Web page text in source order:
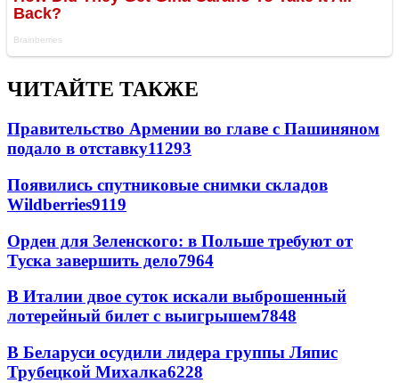
ЧИТАЙТЕ ТАКЖЕ
Правительство Армении во главе с Пашиняном
подало в отставку11293
Появились спутниковые снимки складов
Wildberries9119
Орден для Зеленского: в Польше требуют от
Туска завершить дело7964
В Италии двое суток искали выброшенный
лотерейный билет с выигрышем7848
В Беларуси осудили лидера группы Ляпис
Трубецкой Михалка6228